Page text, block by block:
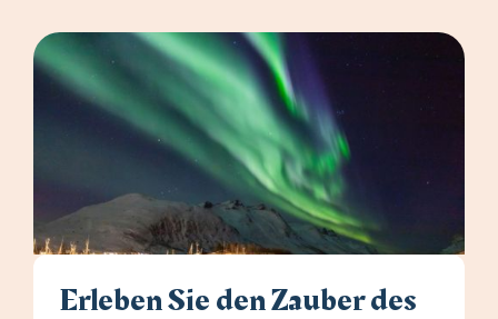
Erleben Sie den Zauber des